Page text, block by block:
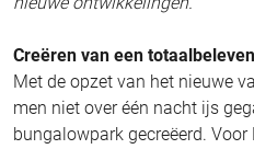
Creëren van een
Met de opzet van het nieuwe
men niet over één nacht ijs
bungalowpark gecreëerd. Voor